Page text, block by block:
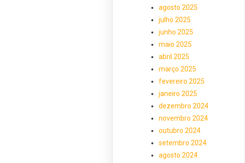
agosto 2025
julho 2025
junho 2025
maio 2025
abril 2025
março 2025
fevereiro 2025
janeiro 2025
dezembro 2024
novembro 2024
outubro 2024
setembro 2024
agosto 2024